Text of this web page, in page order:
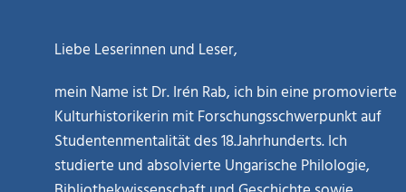
Liebe Leserinnen und Leser,
mein Name ist Dr. Irén Rab, ich bin eine promovierte
Kulturhistorikerin mit Forschungsschwerpunkt auf
Studentenmentalität des 18.Jahrhunderts. Ich
studierte und absolvierte Ungarische Philologie,